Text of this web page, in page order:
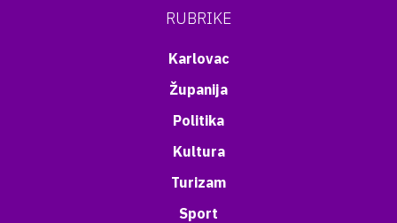
RUBRIKE
Karlovac
Županija
Politika
Kultura
Turizam
Sport